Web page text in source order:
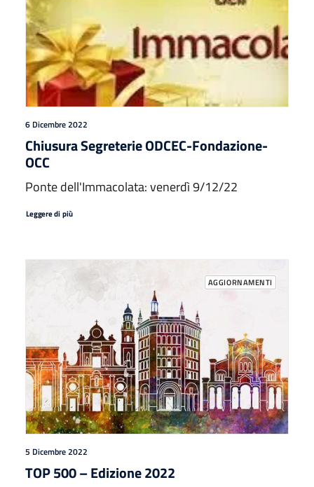
6 Dicembre 2022
Chiusura Segreterie ODCEC-Fondazione-
OCC
Ponte dell'Immacolata: venerdì 9/12/22
Leggere di più
AGGIORNAMENTI
5 Dicembre 2022
TOP 500 – Edizione 2022